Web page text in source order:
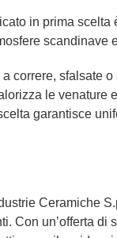
in prima
correre, sfalsate
le
garantisce
Ceramiche
un’offerta